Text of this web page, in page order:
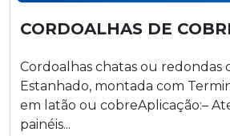
CORDOALHAS DE
Cordoalhas chatas ou redondas
Estanhado, montada com
em latão ou cobreAplicação:–
painéis...